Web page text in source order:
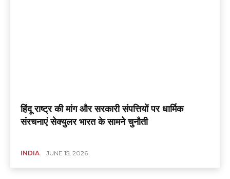
हिंदू राष्ट्र की मांग और सरकारी संपत्तियों पर धार्मिक
संरचनाएं सेक्युलर भारत के सामने चुनौती
INDIA JUNE 15, 2026